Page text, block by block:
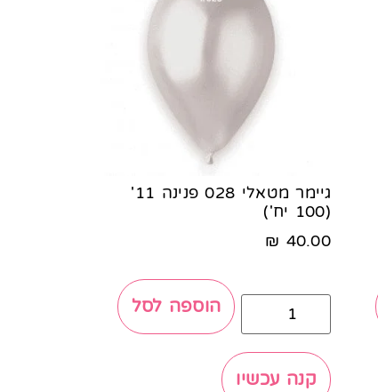
גיימר מטאלי 028 פנינה 11'
(100 יח')
40.00
₪
הוספה לסל
קנה עכשיו